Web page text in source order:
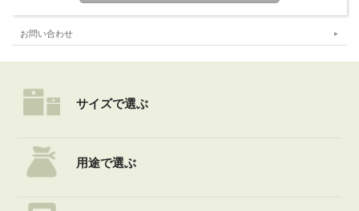
お問い合わせ
サイズで選ぶ
用途で選ぶ